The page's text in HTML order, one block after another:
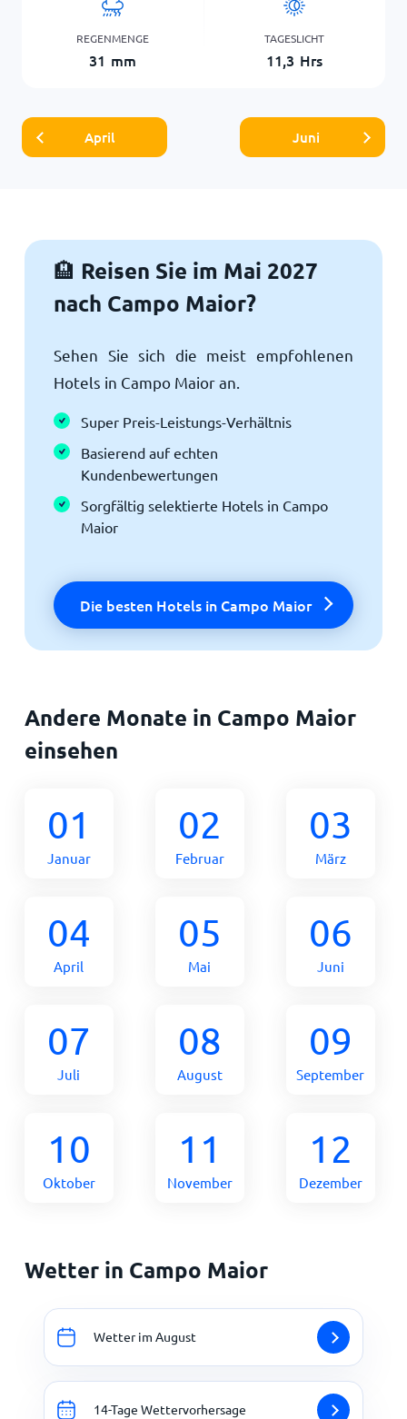
REGENMENGE
31 mm
TAGESLICHT
11,3 Hrs
April Juni
🏨 Reisen Sie im Mai 2027
nach Campo Maior?
Sehen Sie sich die meist empfohlenen
Hotels in Campo Maior an.
Super Preis-Leistungs-Verhältnis
Basierend auf echten
Kundenbewertungen
Sorgfältig selektierte Hotels in Campo
Maior
Die besten Hotels in Campo Maior
Andere Monate in Campo Maior
einsehen
01
Januar
02
Februar
03
März
04
April
05
Mai
06
Juni
07
Juli
08
August
09
September
10
Oktober
11
November
12
Dezember
Wetter in Campo Maior
Wetter im August
14-Tage Wettervorhersage